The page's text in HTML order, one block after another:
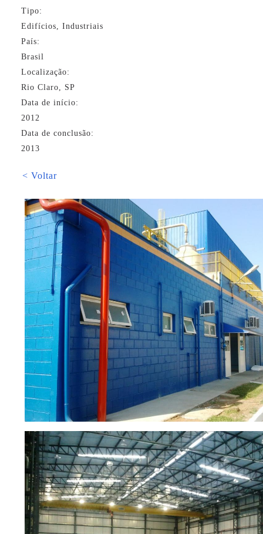
Tipo:
Edifícios, Industriais
País:
Brasil
Localização:
Rio Claro, SP
Data de início:
2012
Data de conclusão:
2013
< Voltar